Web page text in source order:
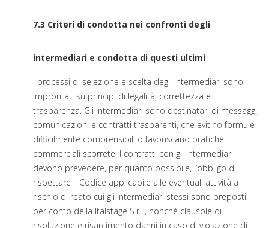
7.3 Criteri di condotta nei confronti degli
intermediari e condotta di questi ultimi
I processi di selezione e scelta degli intermediari sono
improntati su principi di legalità, correttezza e
trasparenza. Gli intermediari sono destinatari di messaggi,
comunicazioni e contratti trasparenti, che evitino formule
difficilmente comprensibili o favoriscano pratiche
commerciali scorrete. I contratti con gli intermediari
devono prevedere, per quanto possibile, l’obbligo di
rispettare il Codice applicabile alle eventuali attività a
rischio di reato cui gli intermediari stessi sono preposti
per conto della Italstage S.r.l., nonché clausole di
risoluzione e risarcimento danni in caso di violazione di